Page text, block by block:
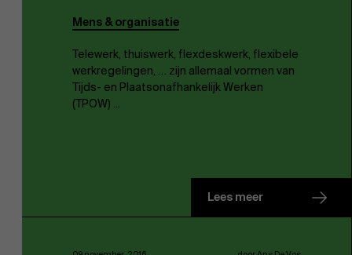
AMS team
Mens & organisatie
Telewerk, thuiswerk, flexdeskwerk, flexibele
werkregelingen, … zijn allemaal vormen van
Tijds- en Plaatsonafhankelijk Werken
(TPOW) ...
Lees meer